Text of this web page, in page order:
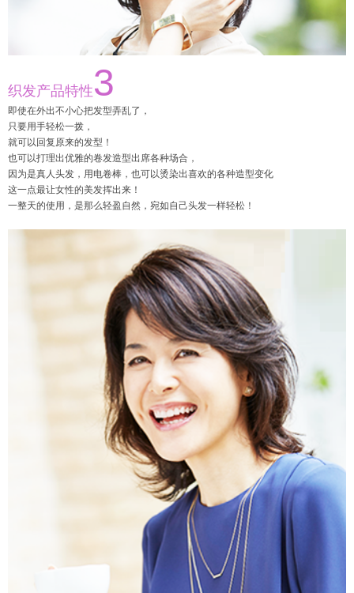
织发产品特性3
即使在外出不小心把发型弄乱了，
只要用手轻松一拨，
就可以回复原来的发型！
也可以打理出优雅的卷发造型出席各种场合，
因为是真人头发，用电卷棒，也可以烫染出喜欢的各种造型变化
这一点最让女性的美发挥出来！
一整天的使用，是那么轻盈自然，宛如自己头发一样轻松！